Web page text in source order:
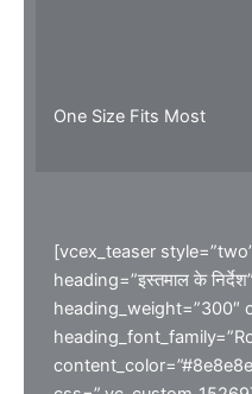
One Size Fits Most
[vcex_teaser
heading=”इस्तमाल के
heading_weight=”300″